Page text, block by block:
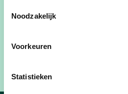
Noodzakelijk
Voorkeuren
Statistieken
succesvolle ondernemers in